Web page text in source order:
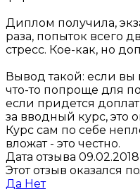
Диплом получила,
раза, попыток всего
стресс. Кое-как, но
Вывод такой: если вы
что-то попроще для
если придется
за вводный курс, это
Курс сам по себе
вложат - это честно.
Дата отзыва 09.02.2018
Этот отзыв оказался
Да Нет